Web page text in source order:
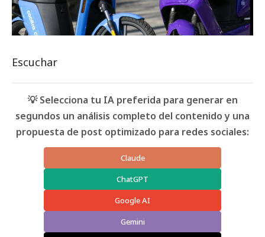
Escuchar
💡 Selecciona tu IA preferida para generar en
segundos un análisis completo del contenido y una
propuesta de post optimizado para redes sociales:
Claude
ChatGPT
Google AI
Gemini